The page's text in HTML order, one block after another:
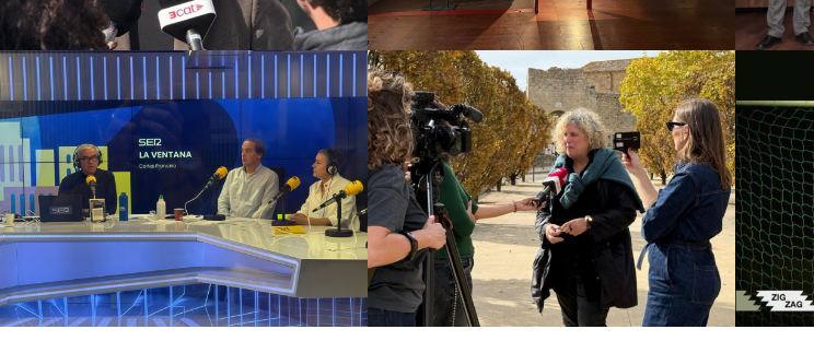
Hermana Leonor. 20.000
km de confesión
Campanyes culturals Estratègia de
comunicació i PR
Brots
Campanyes culturals Estratègia de
comunicació i PR Estratègia digital i
creació de continguts